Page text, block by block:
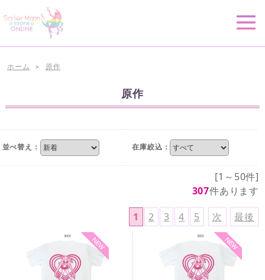
ホーム > 原作
原作
並べ替え： 在庫絞込：
[1～50件]
307件あります
1
2 3 4 5 次 最後